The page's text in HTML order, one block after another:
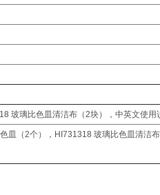
玻璃比色皿清洁布（2块），中英文使
（2个），HI731318 玻璃比色皿清洁